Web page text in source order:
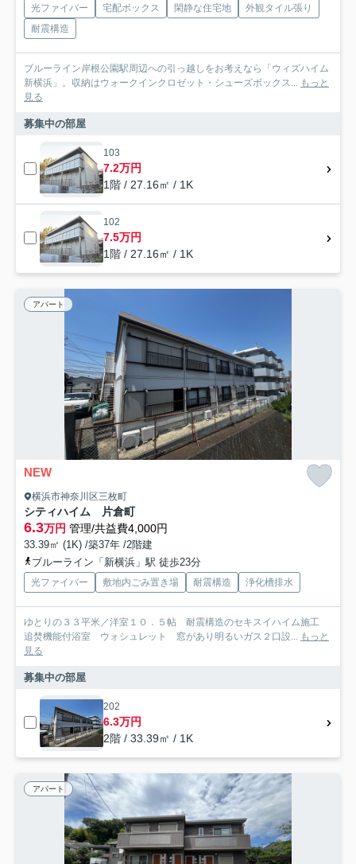
光ファイバー 宅配ボックス 閑静な住宅地
外観タイル張り
耐震構造
ブルーライン岸根公園駅周辺への引っ越しをお考えなら「ウィズハイム
新横浜」。収納はウォークインクロゼット・シューズボックス...
もっと
見る
募集中の部屋
103
7.2万円
1階 / 27.16㎡ / 1K
102
7.5万円
1階 / 27.16㎡ / 1K
アパート
NEW
横浜市神奈川区三枚町
シティハイム 片倉町
6.3万円 管理/共益費4,000円
33.39㎡ (1K) /築37年 /2階建
ブルーライン「新横浜」駅 徒歩23分
光ファイバー 敷地内ごみ置き場 耐震構造 浄化槽排水
ゆとりの３３平米／洋室１０．５帖 耐震構造のセキスイハイム施工
追焚機能付浴室 ウォシュレット 窓があり明るいガス２口設...
もっと
見る
募集中の部屋
202
6.3万円
2階 / 33.39㎡ / 1K
アパート